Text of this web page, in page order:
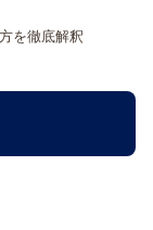
を徹底解釈